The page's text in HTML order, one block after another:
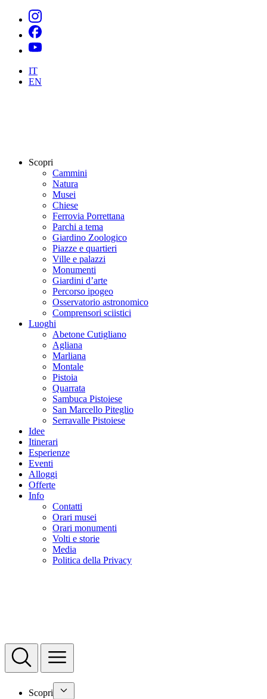
IT
EN
Scopri
Cammini
Natura
Musei
Chiese
Ferrovia Porrettana
Parchi a tema
Giardino Zoologico
Piazze e quartieri
Ville e palazzi
Monumenti
Giardini d’arte
Percorso ipogeo
Osservatorio astronomico
Comprensori sciistici
Luoghi
Abetone Cutigliano
Agliana
Marliana
Montale
Pistoia
Quarrata
Sambuca Pistoiese
San Marcello Piteglio
Serravalle Pistoiese
Idee
Itinerari
Esperienze
Eventi
Alloggi
Offerte
Info
Contatti
Orari musei
Orari monumenti
Volti e storie
Media
Politica della Privacy
Scopri